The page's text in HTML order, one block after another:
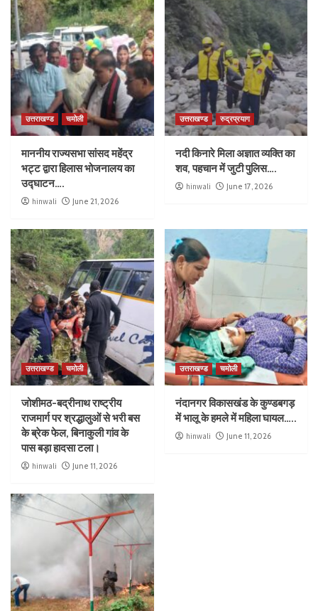
उत्तराखण्ड चमोली
माननीय राज्यसभा सांसद महेंद्र
भट्ट द्वारा हिलास भोजनालय का
उद्घाटन….
hinwali June 21, 2026
उत्तराखण्ड रुद्रप्रयाग
नदी किनारे मिला अज्ञात व्यक्ति का
शव, पहचान में जुटी पुलिस….
hinwali June 17, 2026
उत्तराखण्ड चमोली
जोशीमठ-बद्रीनाथ राष्ट्रीय
राजमार्ग पर श्रद्धालुओं से भरी बस
के ब्रेक फेल, बिनाकुली गांव के
पास बड़ा हादसा टला।
hinwali June 11, 2026
उत्तराखण्ड चमोली
नंदानगर विकासखंड के कुण्डबगड़
में भालू के हमले में महिला घायल…..
hinwali June 11, 2026